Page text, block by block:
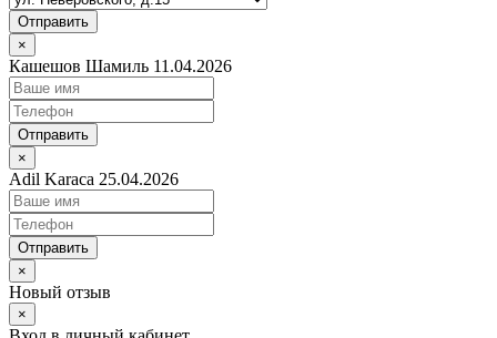
Отправить
×
Кашешов Шамиль 11.04.2026
Отправить
×
Adil Karaca 25.04.2026
Отправить
×
Новый отзыв
×